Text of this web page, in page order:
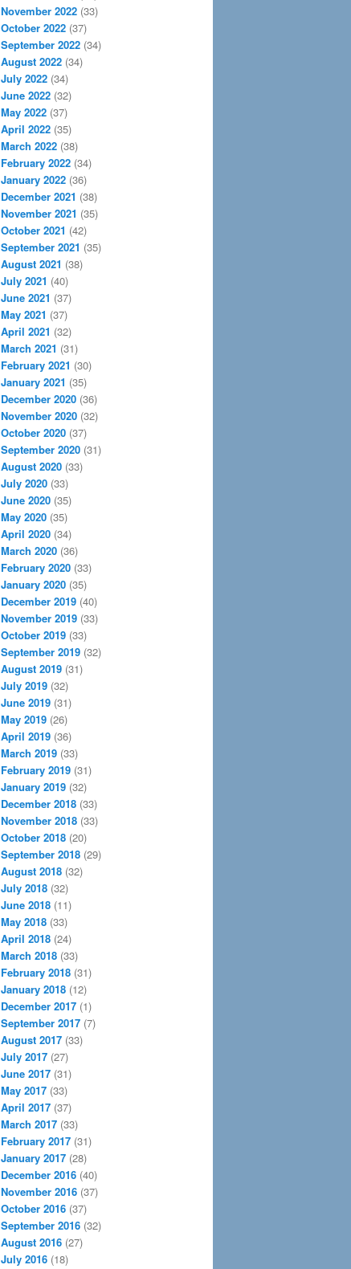
November 2022 (33)
October 2022 (37)
September 2022 (34)
August 2022 (34)
July 2022 (34)
June 2022 (32)
May 2022 (37)
April 2022 (35)
March 2022 (38)
February 2022 (34)
January 2022 (36)
December 2021 (38)
November 2021 (35)
October 2021 (42)
September 2021 (35)
August 2021 (38)
July 2021 (40)
June 2021 (37)
May 2021 (37)
April 2021 (32)
March 2021 (31)
February 2021 (30)
January 2021 (35)
December 2020 (36)
November 2020 (32)
October 2020 (37)
September 2020 (31)
August 2020 (33)
July 2020 (33)
June 2020 (35)
May 2020 (35)
April 2020 (34)
March 2020 (36)
February 2020 (33)
January 2020 (35)
December 2019 (40)
November 2019 (33)
October 2019 (33)
September 2019 (32)
August 2019 (31)
July 2019 (32)
June 2019 (31)
May 2019 (26)
April 2019 (36)
March 2019 (33)
February 2019 (31)
January 2019 (32)
December 2018 (33)
November 2018 (33)
October 2018 (20)
September 2018 (29)
August 2018 (32)
July 2018 (32)
June 2018 (11)
May 2018 (33)
April 2018 (24)
March 2018 (33)
February 2018 (31)
January 2018 (12)
December 2017 (1)
September 2017 (7)
August 2017 (33)
July 2017 (27)
June 2017 (31)
May 2017 (33)
April 2017 (37)
March 2017 (33)
February 2017 (31)
January 2017 (28)
December 2016 (40)
November 2016 (37)
October 2016 (37)
September 2016 (32)
August 2016 (27)
July 2016 (18)